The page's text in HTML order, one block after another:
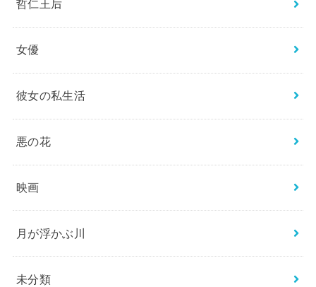
哲仁王后
女優
彼女の私生活
悪の花
映画
月が浮かぶ川
未分類